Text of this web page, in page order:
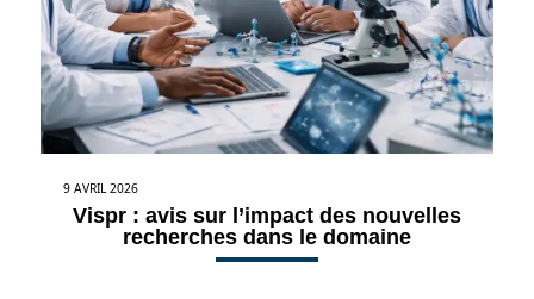
9 AVRIL 2026
Vispr : avis sur l’impact des nouvelles
recherches dans le domaine